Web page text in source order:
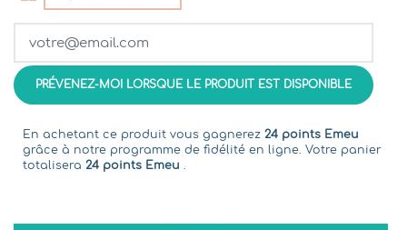
PRÉVENEZ-MOI LORSQUE LE PRODUIT EST DISPONIBLE
En achetant ce produit vous gagnerez 24 points Emeu
grâce à notre programme de fidélité en ligne. Votre panier
totalisera 24 points Emeu .